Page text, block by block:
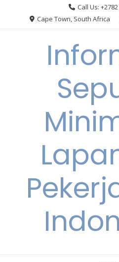
Call Us: +2782
Cape Town, South Africa